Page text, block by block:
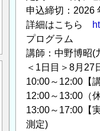
申込締切：2026
詳細はこちら
プログラム
講師：中野博昭(
＜1日目＞8月27
10:00～12:00【
12:00～13:00（休
13:00～17:00【
測定)